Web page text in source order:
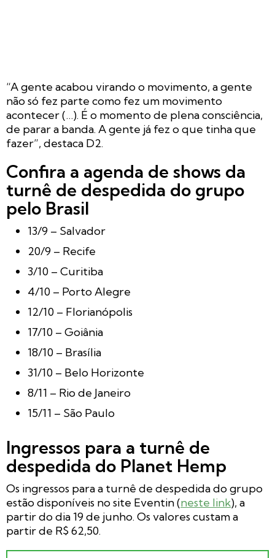
“A gente acabou virando o movimento, a gente
não só fez parte como fez um movimento
acontecer (…). É o momento de plena consciência,
de parar a banda. A gente já fez o que tinha que
fazer”, destaca D2.
Confira a agenda de shows da
turnê de despedida do grupo
pelo Brasil
13/9 – Salvador
20/9 – Recife
3/10 – Curitiba
4/10 – Porto Alegre
12/10 – Florianópolis
17/10 – Goiânia
18/10 – Brasília
31/10 – Belo Horizonte
8/11 – Rio de Janeiro
15/11 – São Paulo
Ingressos para a turnê de
despedida do Planet Hemp
Os ingressos para a turnê de despedida do grupo
estão disponíveis no site Eventin (neste link), a
partir do dia 19 de junho. Os valores custam a
partir de R$ 62,50.